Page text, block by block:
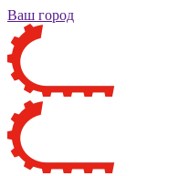
Ваш город